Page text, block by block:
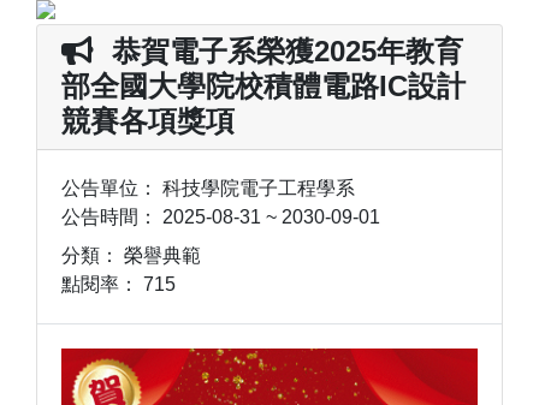
恭賀電子系榮獲2025年教育
部全國大學院校積體電路IC設計
競賽各項獎項
公告單位： 科技學院電子工程學系
公告時間： 2025-08-31 ~ 2030-09-01
分類： 榮譽典範
點閱率： 715